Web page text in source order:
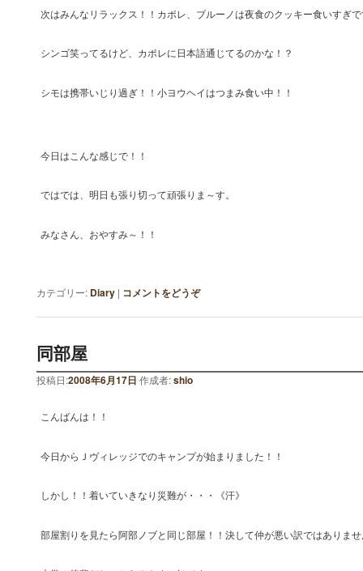
次はみんなリラックス！！カポレ、ブルーノは夜食のクッキー食いすぎ
シンゴ笑ってるけど、カポレに日本語通じてるのかな！？
シモは携帯いじり過ぎ！！小ヨウヘイはつまみ食い中！！
今日はこんな感じで！！
ではでは、明日も張り切って頑張りま～す。
みなさん、おやすみ～！！
カテゴリー: Diary | コメントをどうぞ
同部屋
投稿日:2008年6月17日 作成者:shio
こんばんは！！
今日からＪヴィレッジでのキャンプが始まりました！！
しかし！！着いていきなり災難が・・・《汗》
部屋割りを見たら阿部ノブと同じ部屋！！決して仲が悪い訳ではありま